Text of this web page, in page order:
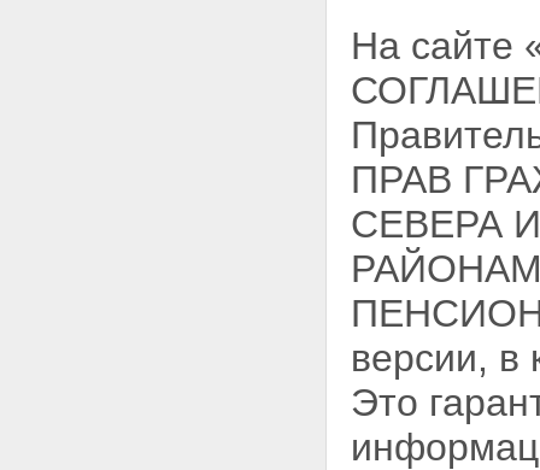
На сайте
ПРАВ
СЕВЕРА
версии, в
Это